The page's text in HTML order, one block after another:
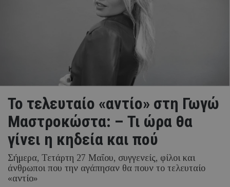
Το τελευταίο «αντίο» στη Γωγώ
Μαστροκώστα: – Τι ώρα θα
γίνει η κηδεία και πού
Σήμερα, Τετάρτη 27 Μαΐου, συγγενείς, φίλοι και
άνθρωποι που την αγάπησαν θα πουν το τελευταίο
«αντίο»